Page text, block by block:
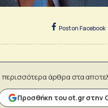
Post on Facebook
άρθρα στα
Προσθήκη του ot.gr στην